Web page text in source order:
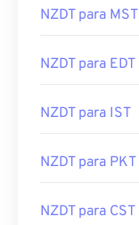
NZDT para MST
NZDT para EDT
NZDT para IST
NZDT para PKT
NZDT para CST